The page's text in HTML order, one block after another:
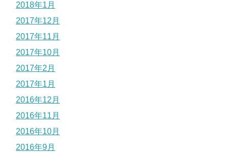
2018年1月
2017年12月
2017年11月
2017年10月
2017年2月
2017年1月
2016年12月
2016年11月
2016年10月
2016年9月